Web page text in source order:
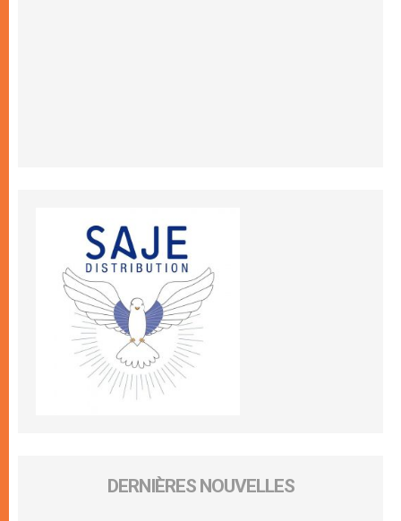
DERNIÈRES NOUVELLES